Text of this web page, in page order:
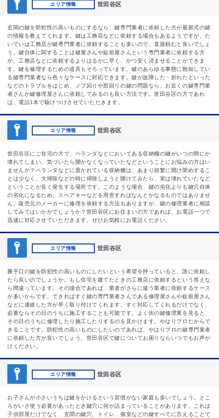
エリア情報 世田谷区
玄関の鍵を防犯性の高いものにするなら、鍵専門業者に依頼した方が最新式の鍵
の情報を教えてくれます。鍵は工務店などに依頼する場合もあるようですが、た
いていは工務店が鍵専門業者に依頼することも多いので、直接頼むと良いでしょ
う。鍵自体に関することは鍵屋さんや錠前屋さんという専門業者に依頼する方
が、工務店などに依頼するよりはるかに早く、かつ安く済ませることができま
す。鍵を修理するための道具もそろっています。鍵のあらゆる事態に熟知してい
る鍵専門業者なら色々なケースに対応できます。鍵が故障した・折れたといった
などのトラブルをはじめ、ノブ回りや窓回りの鍵の問題なら、お近くの鍵専門業
者さんか鍵修理屋さんに依頼してみるのも良い方法です。世田谷区の方であれ
ば、電話1本で駆けつけさせていただきます。
エリア情報 世田谷区
世田谷区にご在宅の方で、ベランダなどにおいてある収納棚の鍵がいつの間にか
壊れてしまい、気づいたら開かなくなっていたなどということにお悩みの方はい
ませんか？ベランダなどに置かれている収納棚は、あまり頻繁に開け閉めするこ
とは少なく、大掃除などの時に掃除しようと開けてみたら、実は壊れていたなど
ということが良く発生する場所です。このような場合、鍵の劣化よりも鍵穴自体
の劣化になるため、スペアキーなどを用意すればなんとかなるものではありませ
ん。販売元のメーカーに修理を依頼する方法もありますが、鍵の修理業者に相談
してみてはいかがでしょうか？世田谷区にお住まいの方であれば、お電話一つで
迅速に対応させていただきます。ぜひお気軽にお電話ください。
エリア情報 世田谷区
勝手口の鍵を防犯性の高いものにしたいという希望を持っていると、誰に依頼し
たら良いのでしょうか。もし住宅を建てたときの工務店に依頼するという答えな
ら間違っています。その場合であれば、業者がさらに違う業者に依頼するケース
が多いからです。できればすぐ鍵の専門業者さんである修理屋さんや錠前屋さん
などに連絡した方が早く取り付けてくれます。すぐ対応してくれるだけでなく、
必要ならその日のうちに施工することも可能です。よく街の鍵修理業を見ると、
その日のうちに修理したり施工したりするのを見かけます。やはりプロだからで
きることです。防犯性の高いものにしたいのであれば、やはりプロの鍵専門業者
に依頼した方が良いでしょう。世田谷区で鍵についてお困りならいつでもお声が
けください。
エリア情報 世田谷区
お子さんが小さいうちは鍵をかけるという習慣がない家庭も多いでしょう。とこ
ろがいざ使う必要があったとき鍵穴に何か詰まっていることがあります。これは
子供部屋だけでなく、玄関の鍵穴、トイレ、個室などの鍵すべてに言えることで